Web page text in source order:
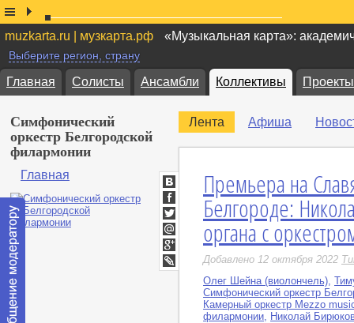
muzkarta.ru | музкарта.рф «Музыкальная карта»:
Выберите регион, страну
Главная Солисты Ансамбли Коллективы Проекты
Симфонический
оркестр Белгородской
филармонии
Главная
Лента Афиша
Премьера на
Белгороде:
органа с
Добавлено 12 октября 2022
Олег Шейна (виолончель)
Симфонический оркестр
Камерный оркестр Mezzo
филармонии Николай
ВКонтакте
Facebook
Twitter
Мой
Мир
Google+
LiveJournal